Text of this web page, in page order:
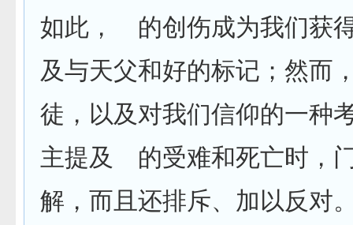
如此， 的创伤成为我们获
及与天父和好的标记；然而
徒，以及对我们信仰的一种
主提及 的受难和死亡时，
解，而且还排斥、加以反对